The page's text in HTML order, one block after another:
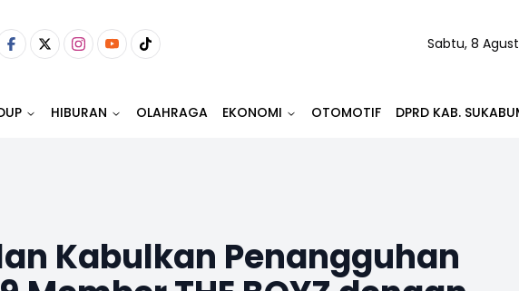
Sabtu, 8
HIBURAN OLAHRAGA EKONOMI OTOMOTIF DPRD KAB.
Kabulkan Penangguhan